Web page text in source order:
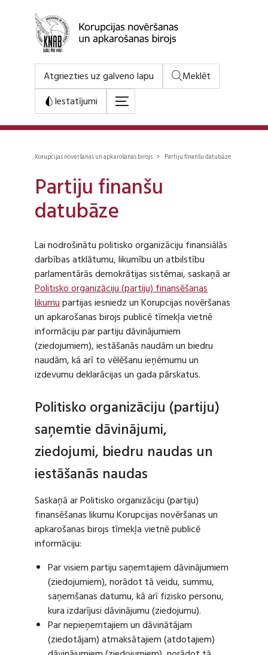
Atgriezties uz galveno lapu
Meklēt
Iestatījumi
Korupcijas novēršanas un apkarošanas birojs > Partiju finanšu datubāze
Partiju finanšu
datubāze
Lai nodrošinātu politisko organizāciju finansiālās
darbības atklātumu, likumību un atbilstību
parlamentārās demokrātijas sistēmai, saskaņā ar
Politisko organizāciju (partiju) finansēšanas
likumupartijas iesniedz un Korupcijas novēršanas
un apkarošanas birojs publicē tīmekļa vietnē
informāciju par partiju dāvinājumiem
(ziedojumiem), iestāšanās naudām un biedru
naudām, kā arī to vēlēšanu ieņēmumu un
izdevumu deklarācijas un gada pārskatus.
Politisko organizāciju (partiju)
saņemtie dāvinājumi,
ziedojumi, biedru naudas un
iestāšanās naudas
Saskaņā ar Politisko organizāciju (partiju)
finansēšanas likumu Korupcijas novēršanas un
apkarošanas birojs tīmekļa vietnē publicē
informāciju:
Par visiem partiju saņemtajiem dāvinājumiem
(ziedojumiem), norādot tā veidu, summu,
saņemšanas datumu, kā arī fizisko personu,
kura izdarījusi dāvinājumu (ziedojumu).
Par nepieņemtajiem un dāvinātājam
(ziedotājam) atmaksātajiem (atdotajiem)